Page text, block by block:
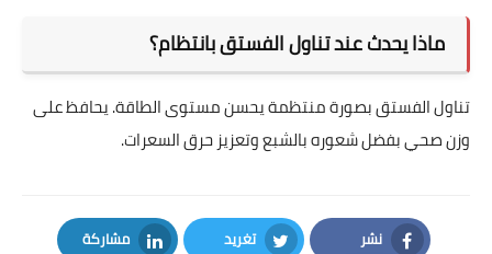
ماذا يحدث عند تناول الفستق بانتظام؟
تناول الفستق بصورة منتظمة يحسن مستوى الطاقة. يحافظ على
وزن صحي بفضل شعوره بالشبع وتعزيز حرق السعرات.
نشر تغريد مشاركة